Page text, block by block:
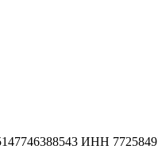
ИНН